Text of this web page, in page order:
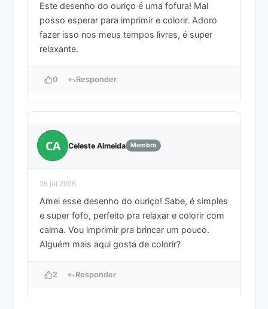
Este desenho do ouriço é uma fofura! Mal
posso esperar para imprimir e colorir. Adoro
fazer isso nos meus tempos livres, é super
relaxante.
0 Responder
CA Celeste Almeida Membro
26 jul 2026
Amei esse desenho do ouriço! Sabe, é simples
e super fofo, perfeito pra relaxar e colorir com
calma. Vou imprimir pra brincar um pouco.
Alguém mais aqui gosta de colorir?
2 Responder